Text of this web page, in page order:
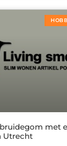
met
Utrecht